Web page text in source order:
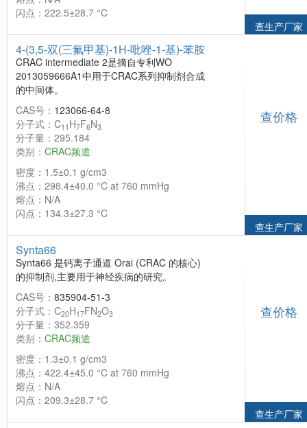
闪点：222.5±28.7 °C
查生产厂家
4-(3,5-双(三氟甲基)-1H-吡唑-1-基)-苯胺
CRAC intermediate 2是摘自专利WO
2013059666A1中用于CRAC系列抑制剂合成
的中间体。
CAS号： 123066-64-8
分子式：C11 H7F6N3
分子量：295.184
类别： CRAC频道
密度：1.5±0.1 g/cm3
沸点：298.4±40.0 °C at 760 mmHg
熔点：N/A
闪点：134.3±27.3 °C
查价格
查生产厂家
Synta66
Synta66 是钙离子通道 Orai (CRAC 的核心)
的抑制剂,主要用于神经疾病的研究。
CAS号： 835904-51-3
分子式：C20H17FN2O3
分子量：352.359
类别： CRAC频道
密度：1.3±0.1 g/cm3
沸点：422.4±45.0 °C at 760 mmHg
熔点：N/A
闪点：209.3±28.7 °C
查价格
查生产厂家